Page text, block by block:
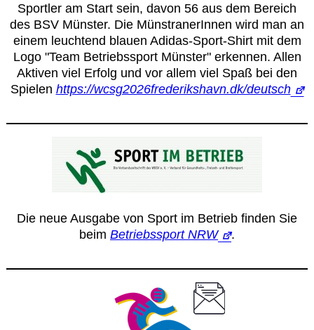
Betriebssportiade
Sportler am Start sein, davon 56 aus dem Bereich
des BSV Münster. Die MünstranerInnen wird man an
einem leuchtend blauen Adidas-Sport-Shirt mit dem
Logo "Team Betriebssport Münster" erkennen. Allen
Aktiven viel Erfolg und vor allem viel Spaß bei den
Spielen https://wcsg2026frederikshavn.dk/deutsch
Die neue Ausgabe von Sport im Betrieb finden Sie
beim Betriebssport NRW .